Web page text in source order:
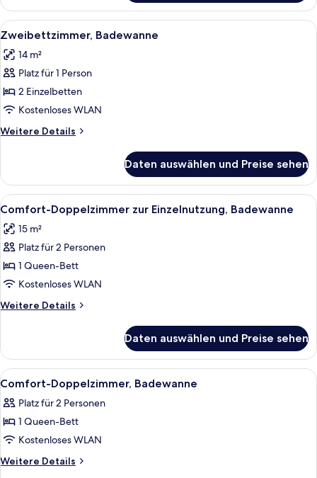
Dreibettzimmer,
eigenes
Bad
Alle
Fotos
für
Zweibettzimmer,
Badewanne
anzeigen
Ein Hotelzimmer mit zwei Betten,
4
Zweibettzimmer, Badewanne
14 m²
Platz für 1 Person
2 Einzelbetten
Kostenloses WLAN
Weitere Details
Weitere
Badewanne
Daten auswählen und Preise sehen
Alle
Fotos
für
Comfort-
Doppelzimmer
zur
Einzelnutzung,
Badewanne
Ein Hotelzimmer mit einem Bett,
3
Comfort-Doppelzimmer zur Einzelnutzung, Badewanne
15 m²
Platz für 2 Personen
1 Queen-Bett
Kostenloses WLAN
Weitere Details
Weitere
Doppelzimmer
zur
Einzelnutzung,
Daten auswählen und Preise sehen
Alle
Fotos
für
Comfort-
Doppelzimmer,
Badewanne
Ein Hotelzimmer mit einem Bett,
4
Comfort-Doppelzimmer, Badewanne
Platz für 2 Personen
1 Queen-Bett
Kostenloses WLAN
Weitere Details
Weitere